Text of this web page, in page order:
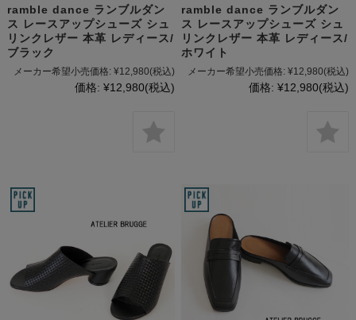
ramble dance ランブルダン
ス レースアップシューズ シュ
リンクレザー 本革 レディース/
ブラック
メーカー希望小売価格: ¥12,980(税込)
価格: ¥12,980(税込)
ramble dance ランブルダン
ス レースアップシューズ シュ
リンクレザー 本革 レディース/
ホワイト
メーカー希望小売価格: ¥12,980(税込)
価格: ¥12,980(税込)